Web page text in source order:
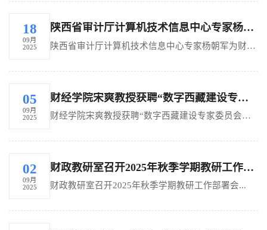
18
09月
2025
陕西省审计厅计算机技术信息中心专家杨朝军为财经学院师生作专题讲座
陕西省审计厅计算机技术信息中心专家杨朝军为财经学院师生作专题讲座...
05
09月
2025
财经学院宋爽教授获聘“数字西藏建设专家委员会专家”
财经学院宋爽教授获聘“数字西藏建设专家委员会专家”...
02
09月
2025
财政教研室召开2025年秋季学期教研工作部署会
财政教研室召开2025年秋季学期教研工作部署会...